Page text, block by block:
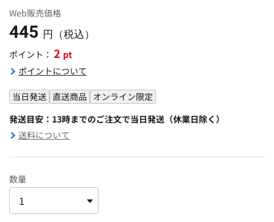
Web販売価格
445 円（税込）
ポイント： 2 pt
ポイントについて
当日発送 直送商品 オンライン限定
発送目安：13時までのご注文で当日発送（休業日除く）
送料について
数量